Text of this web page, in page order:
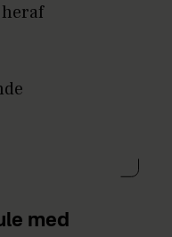
med